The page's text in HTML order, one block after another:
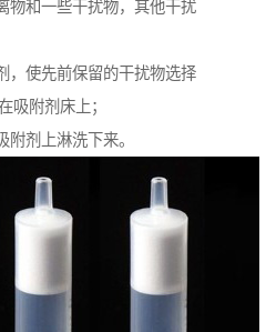
物和一些干扰物，其他干扰
，使先前保留的干扰物选择
吸附剂床上；
剂上淋洗下来。